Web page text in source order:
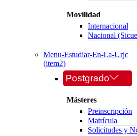
Movilidad
Internacional
Nacional
Menu-Estudiar-En-La-Urjc
(item2)
Postgrado
Másteres
Preinscripción
Matrícula
Solicitudes y